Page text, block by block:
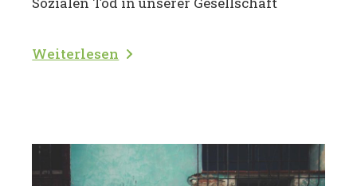
Weiterlesen